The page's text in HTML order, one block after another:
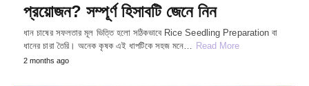
প্রয়োজন? সম্পূর্ণ হিসাবটি জেনে নিন
ধান চাষের সফলতার মূল ভিত্তি হলো সঠিকভাবে Rice Seedling Preparation বা
ধানের চারা তৈরি। অনেক কৃষক এই ধাপটিকে সহজ মনে…
Read More
2 months ago